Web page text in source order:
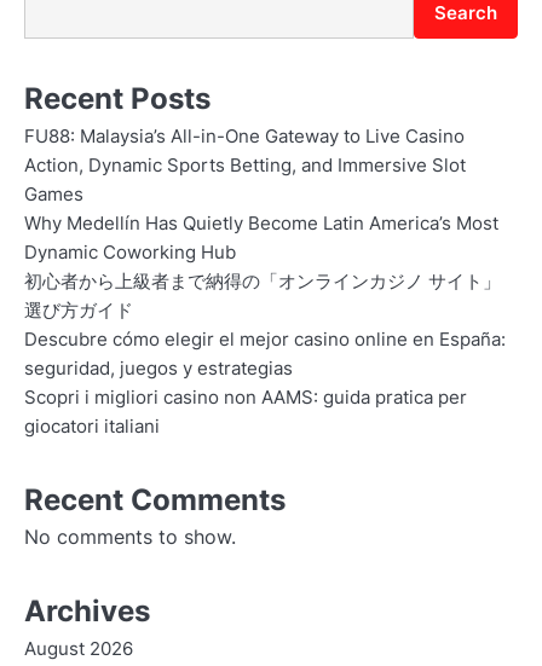
Search
Recent Posts
FU88: Malaysia’s All-in-One Gateway to Live Casino
Action, Dynamic Sports Betting, and Immersive Slot
Games
Why Medellín Has Quietly Become Latin America’s Most
Dynamic Coworking Hub
初心者から上級者まで納得の「オンラインカジノ サイト」
選び方ガイド
Descubre cómo elegir el mejor casino online en España:
seguridad, juegos y estrategias
Scopri i migliori casino non AAMS: guida pratica per
giocatori italiani
Recent Comments
No comments to show.
Archives
August 2026